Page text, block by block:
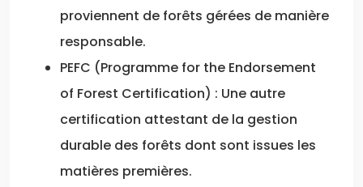
proviennent de forêts gérées de manière
responsable.
PEFC (Programme for the Endorsement
of Forest Certification) : Une autre
certification attestant de la gestion
durable des forêts dont sont issues les
matières premières.